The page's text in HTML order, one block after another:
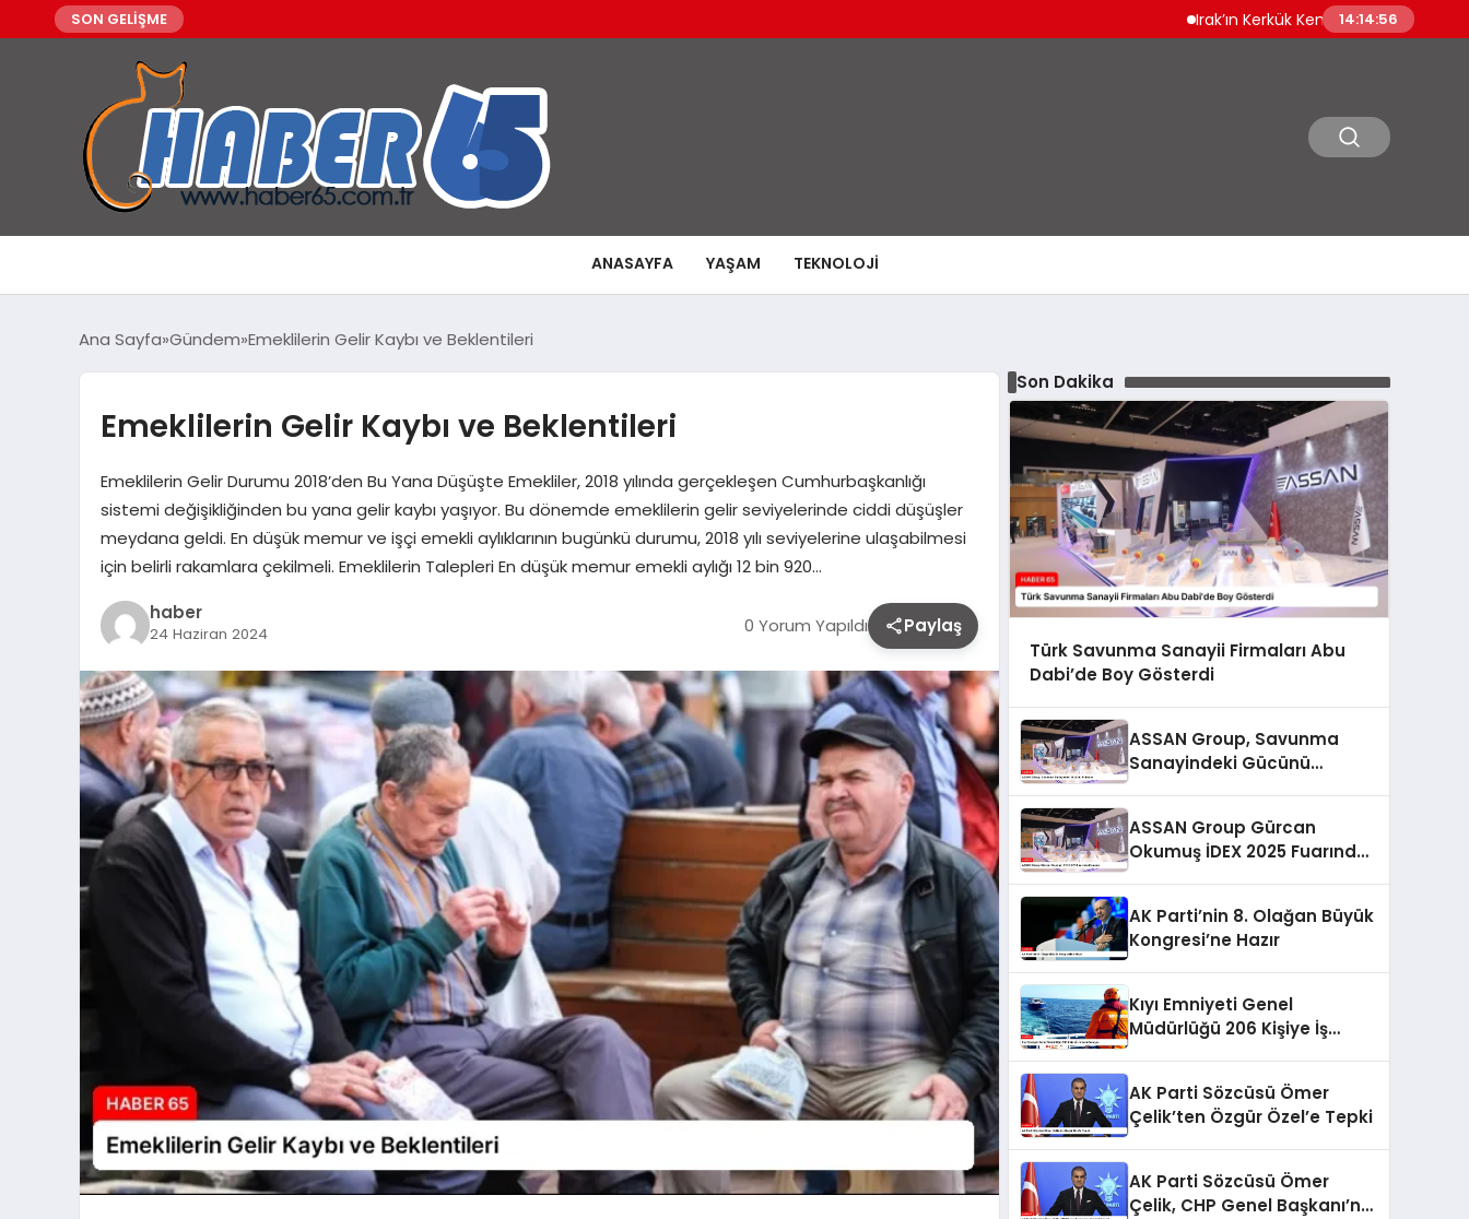
SON GELİŞME Irak’ın Kerkük Kentinde 12 Bin Ruhsatsız
14:14:57
ANASAYFA YAŞAM TEKNOLOJI
Ana Sayfa Gündem Emeklilerin Gelir Kaybı ve Beklentileri
Emeklilerin Gelir Kaybı ve Beklentileri
Emeklilerin Gelir Durumu 2018’den Bu Yana Düşüşte Emekliler, 2018 yılında gerçekleşen Cumhurbaşkanlığı
sistemi değişikliğinden bu yana gelir kaybı yaşıyor. Bu dönemde emeklilerin gelir seviyelerinde ciddi düşüşler
meydana geldi. En düşük memur ve işçi emekli aylıklarının bugünkü durumu, 2018 yılı seviyelerine ulaşabilmesi
için belirli rakamlara çekilmeli. Emeklilerin Talepleri En düşük memur emekli aylığı 12 bin 920…
haber
24 Haziran 2024 0 Yorum Yapıldı Paylaş
Son Dakika
Türk Savunma Sanayii Firmaları Abu
Dabi’de Boy Gösterdi
ASSAN Group, Savunma
Sanayindeki Gücünü
ASSAN Group Gürcan
Okumuş İDEX 2025 Fuarında
AK Parti’nin 8. Olağan Büyük
Kongresi’ne Hazır
Kıyı Emniyeti Genel
Müdürlüğü 206 Kişiye İş
AK Parti Sözcüsü Ömer
Çelik’ten Özgür Özel’e Tepki
AK Parti Sözcüsü Ömer
Çelik, CHP Genel Başkanı’na